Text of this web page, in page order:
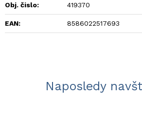
Obj. čislo: 419370
EAN: 8586022517693
Naposledy